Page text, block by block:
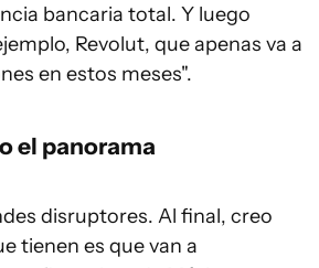
bancaria total. Y luego
Revolut, que apenas va a
en estos meses".
el panorama
disruptores. Al final, creo
tienen es que van a